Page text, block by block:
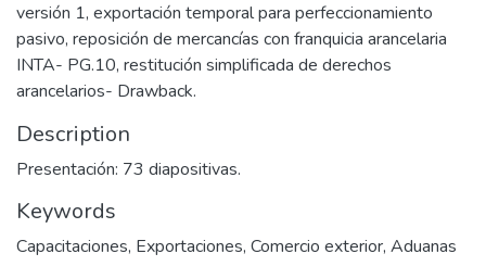
versión 1, exportación temporal para perfeccionamiento
pasivo, reposición de mercancías con franquicia arancelaria
INTA- PG.10, restitución simplificada de derechos
arancelarios- Drawback.
Description
Presentación: 73 diapositivas.
Keywords
Capacitaciones, Exportaciones, Comercio exterior, Aduanas